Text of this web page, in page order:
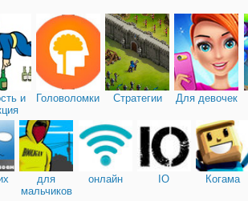
и
Головоломки Стратегии Для девочек
для
мальчиков
онлайн IO Когама